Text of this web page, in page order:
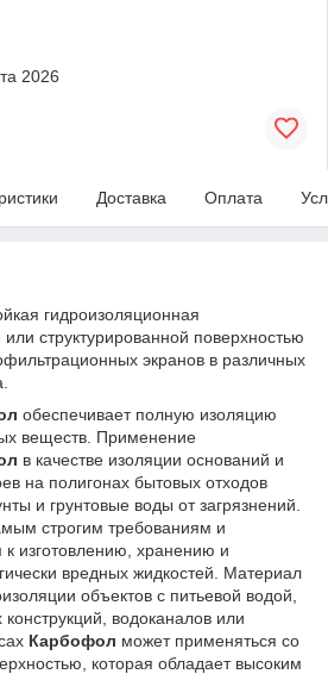
2026
Доставка Оплата
гидроизоляционная
структурированной поверхностью
экранов в различных
обеспечивает полную изоляцию
веществ. Применение
в качестве изоляции оснований и
на полигонах бытовых отходов
и грунтовые воды от загрязнений.
строгим требованиям и
изготовлению, хранению и
вредных жидкостей. Материал
объектов с питьевой водой,
водоканалов или
Карбофол может применяться со
которая обладает высоким